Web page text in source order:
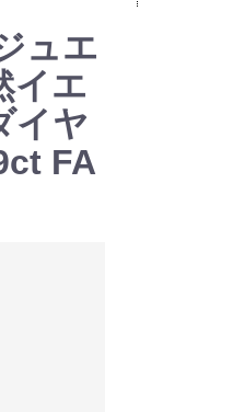
ュエ
イエ
イヤ
FA